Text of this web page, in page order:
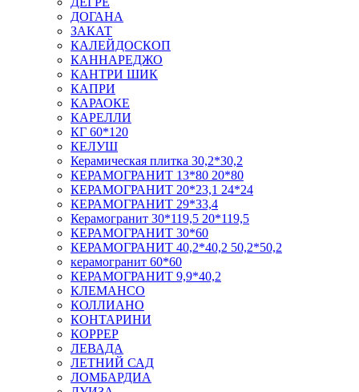
ДОГАНА
ЗАКАТ
КАЛЕЙДОСКОП
КАННАРЕДЖО
КАНТРИ ШИК
КАПРИ
КАРАОКЕ
КАРЕЛЛИ
КГ 60*120
КЕЛУШ
Керамическая плитка 30,2*30,2
КЕРАМОГРАНИТ 13*80 20*80
КЕРАМОГРАНИТ 20*23,1 24*24
КЕРАМОГРАНИТ 29*33,4
Керамогранит 30*119,5 20*119,5
КЕРАМОГРАНИТ 30*60
КЕРАМОГРАНИТ 40,2*40,2 50,2*50,2
керамогранит 60*60
КЕРАМОГРАНИТ 9,9*40,2
КЛЕМАНСО
КОЛЛИАНО
КОНТАРИНИ
КОРРЕР
ЛЕВАДА
ЛЕТНИЙ САД
ЛОМБАРДИА